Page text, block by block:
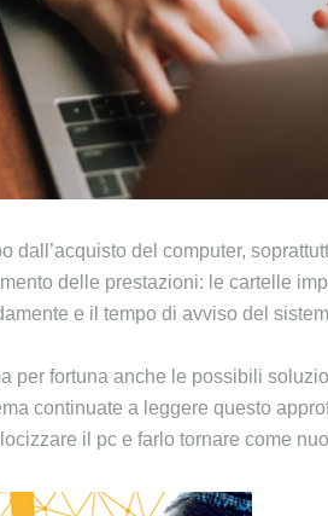
dall’acquisto del computer,
delle prestazioni: le cartelle
e il tempo di avviso del
per fortuna anche le possibili
continuate a leggere questo
il pc e farlo tornare come